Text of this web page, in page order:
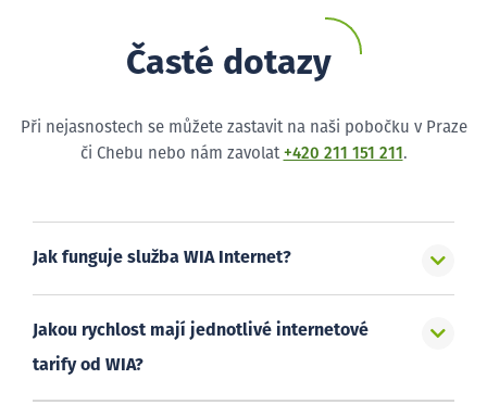
Časté dotazy
Při nejasnostech se můžete zastavit na naši pobočku v Praze
či Chebu nebo nám zavolat +420 211 151 211 .
Jak funguje služba WIA Internet?
Jakou rychlost mají jednotlivé internetové
tarify od WIA?